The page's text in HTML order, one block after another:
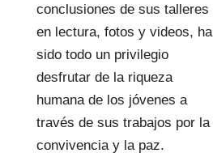
conclusiones de sus talleres
en lectura, fotos y videos, ha
sido todo un privilegio
desfrutar de la riqueza
humana de los jóvenes a
través de sus trabajos por la
convivencia y la paz.